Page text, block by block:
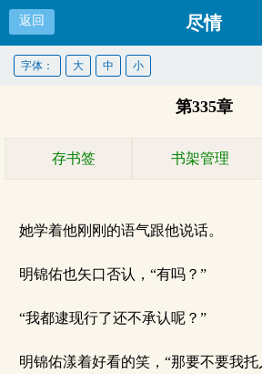
返回 尽情
字体： 大 中 小
第335章
存书签 书架管理
她学着他刚刚的语气跟他说话。
明锦佑也矢口否认，“有吗？”
“我都逮现行了还不承认呢？”
明锦佑漾着好看的笑，“那要不要我